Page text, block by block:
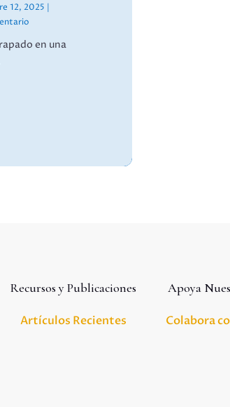
12, 2025 |
en una
Recursos y Publicaciones
Artículos Recientes
Apoya
Colabora